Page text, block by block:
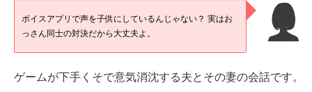
ボイスアプリで声を子供にしているんじゃない？ 実はお
っさん同士の対決だから大丈夫よ。
ゲームが下手くそで意気消沈する夫とその妻の会話です。